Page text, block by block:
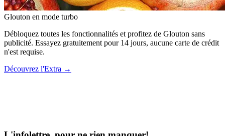
Glouton en mode turbo
Débloquez toutes les fonctionnalités et profitez de Glouton sans
publicité. Essayez gratuitement pour 14 jours, aucune carte de crédit
n'est requise.
Découvrez l'Extra →